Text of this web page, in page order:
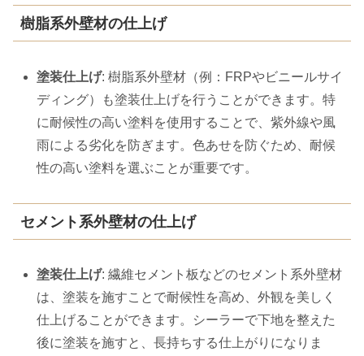
樹脂系外壁材の仕上げ
塗装仕上げ: 樹脂系外壁材（例：FRPやビニールサイ
ディング）も塗装仕上げを行うことができます。特
に耐候性の高い塗料を使用することで、紫外線や風
雨による劣化を防ぎます。色あせを防ぐため、耐候
性の高い塗料を選ぶことが重要です。
セメント系外壁材の仕上げ
塗装仕上げ: 繊維セメント板などのセメント系外壁材
は、塗装を施すことで耐候性を高め、外観を美しく
仕上げることができます。シーラーで下地を整えた
後に塗装を施すと、長持ちする仕上がりになりま